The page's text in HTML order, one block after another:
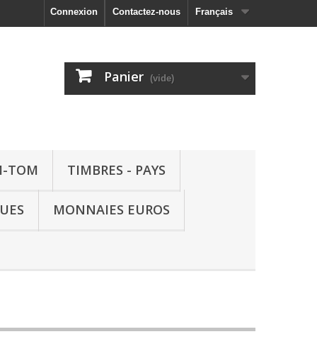
Français
Contactez-nous
Connexion
Panier (vide)
TOM TIMBRES - PAYS
MONNAIES EUROS